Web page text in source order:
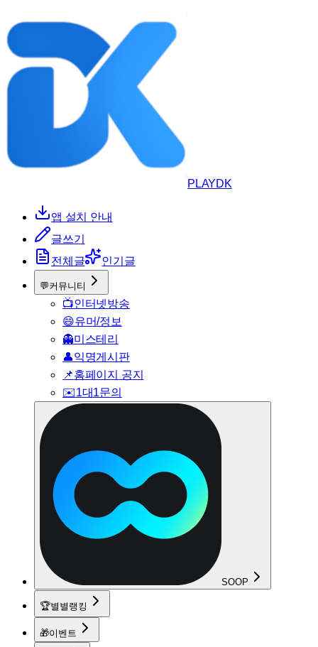
PLAYDK
앱 설치 안내
글쓰기
전체글
인기글
💬커뮤니티
📺인터넷방송
😄유머/정보
👻미스테리
👤익명게시판
📌홈페이지 공지
✉️1대1문의
SOOP
🏆별별랭킹
🎁이벤트